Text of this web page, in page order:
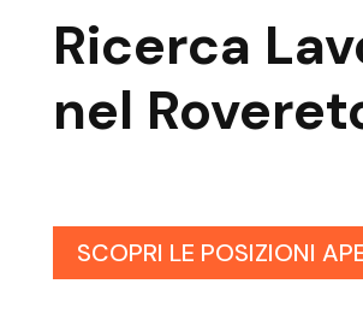
Ricerca
nel
SCOPRI LE POSIZIONI